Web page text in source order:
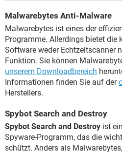
Malwarebytes Anti-Malware
Malwarebytes ist eines der
Programme. Allerdings bietet die
Software weder Echtzeitscanner
Funktion. Sie können
unserem Downloadbereich
Informationen finden Sie auf der
Herstellers.
Spybot Search and Destroy
Spybot Search and Destroy ist
Spyware-Programm, das die
schützt. Anders als